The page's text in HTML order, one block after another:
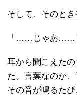
そして、そのとき
「……じゃあ……
耳から聞こえた
た。言葉なのか、
その音が鳴るたび